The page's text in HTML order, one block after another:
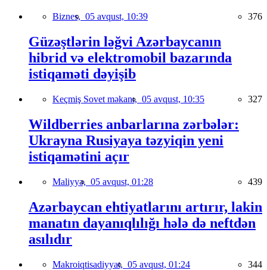
Biznes, 05 avqust, 10:39 376
Güzəştlərin ləğvi Azərbaycanın
hibrid və elektromobil bazarında
istiqaməti dəyişib
Keçmiş Sovet məkanı, 05 avqust, 10:35 327
Wildberries anbarlarına zərbələr:
Ukrayna Rusiyaya təzyiqin yeni
istiqamətini açır
Maliyyə, 05 avqust, 01:28 439
Azərbaycan ehtiyatlarını artırır, lakin
manatın dayanıqlılığı hələ də neftdən
asılıdır
Makroiqtisadiyyat, 05 avqust, 01:24 344